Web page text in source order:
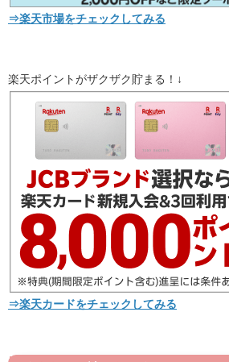
⇒楽天市場をチェックしてみる
楽天ポイントがザクザク貯まる！↓
⇒楽天カードをチェックしてみる